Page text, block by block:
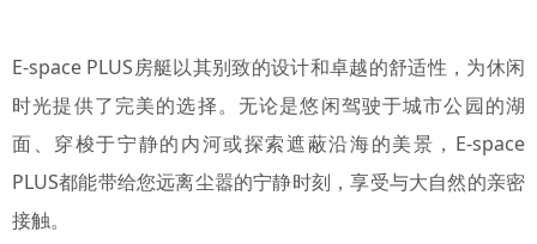
E-space PLUS房艇以其别致的设计和卓越的舒适性，为休闲
时光提供了完美的选择。无论是悠闲驾驶于城市公园的湖
面、穿梭于宁静的内河或探索遮蔽沿海的美景，E-space
PLUS都能带给您远离尘嚣的宁静时刻，享受与大自然的亲密
接触。